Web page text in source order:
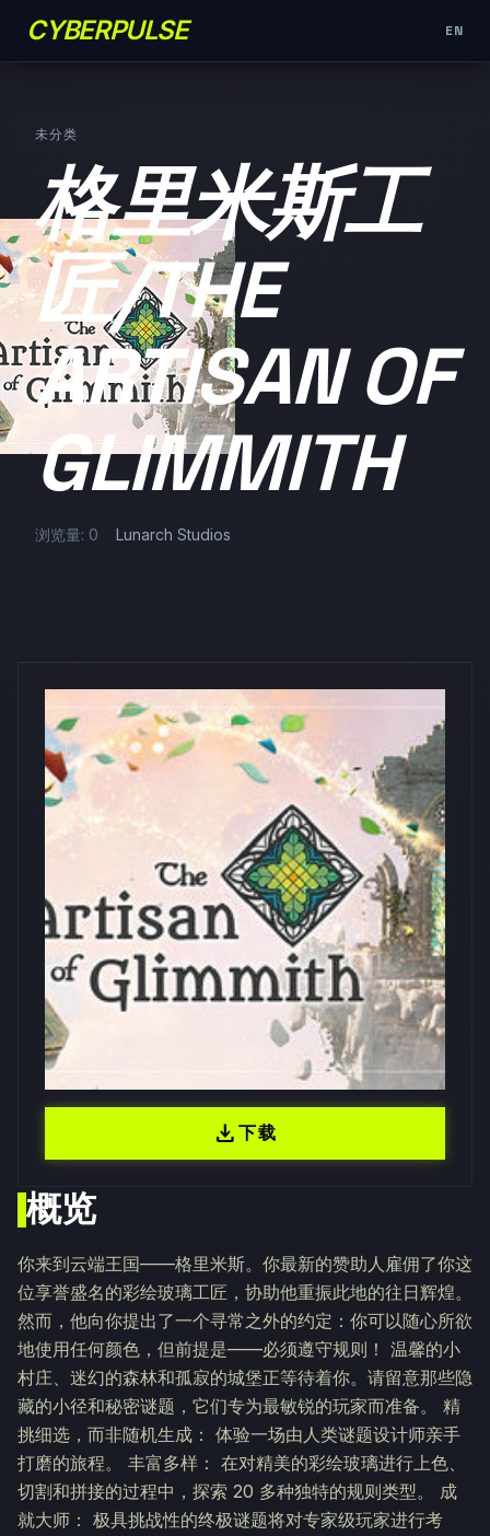
CYBERPULSE EN
未分类
格里米斯工
匠/THE
ARTISAN OF
GLIMMITH
浏览量: 0 Lunarch Studios
概览
你来到云端王国——格里米斯。你最新的赞助人雇佣了你这
位享誉盛名的彩绘玻璃工匠，协助他重振此地的往日辉煌。
然而，他向你提出了一个寻常之外的约定：你可以随心所欲
地使用任何颜色，但前提是——必须遵守规则！ 温馨的小
村庄、迷幻的森林和孤寂的城堡正等待着你。请留意那些隐
藏的小径和秘密谜题，它们专为最敏锐的玩家而准备。 精
挑细选，而非随机生成： 体验一场由人类谜题设计师亲手
打磨的旅程。 丰富多样： 在对精美的彩绘玻璃进行上色、
切割和拼接的过程中，探索 20 多种独特的规则类型。 成
就大师： 极具挑战性的终极谜题将对专家级玩家进行考
download下载